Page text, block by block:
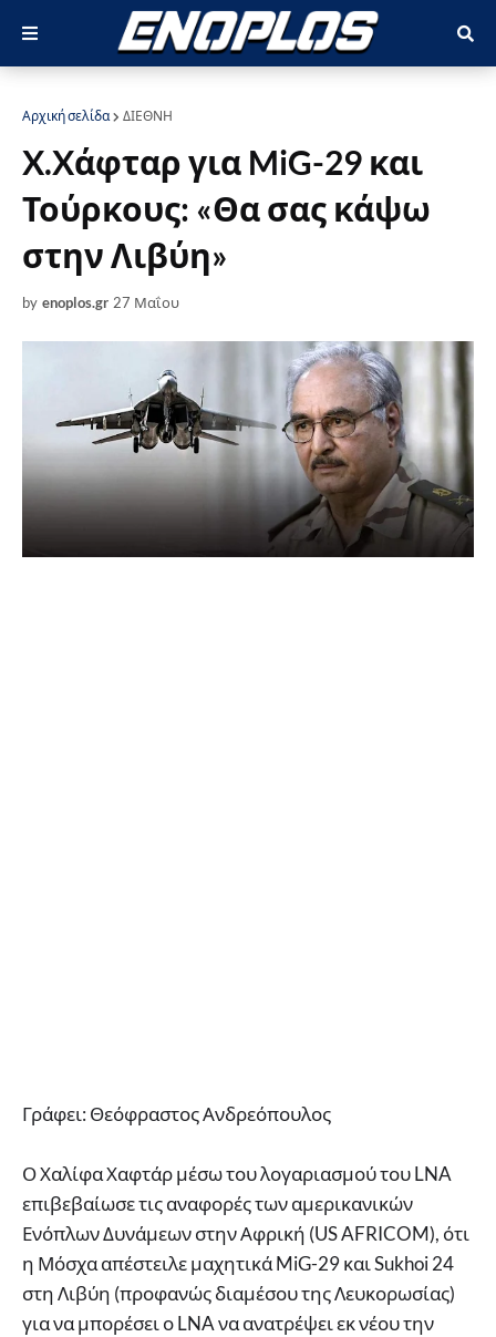
Αρχική σελίδα ΔΙΕΘΝΗ
X.Xάφταρ για MiG-29 και
Τούρκους: «Θα σας κάψω
στην Λιβύη»
by enoplos.gr 27 Μαΐου
Γράφει: Θεόφραστος Ανδρεόπουλος
Ο Χαλίφα Χαφτάρ μέσω του λογαριασμού του LNA
επιβεβαίωσε τις αναφορές των αμερικανικών
Ενόπλων Δυνάμεων στην Αφρική (US AFRICOM), ότι
η Μόσχα απέστειλε μαχητικά MiG-29 και Sukhoi 24
στη Λιβύη (προφανώς διαμέσου της Λευκορωσίας)
για να μπορέσει ο LNA να ανατρέψει εκ νέου την